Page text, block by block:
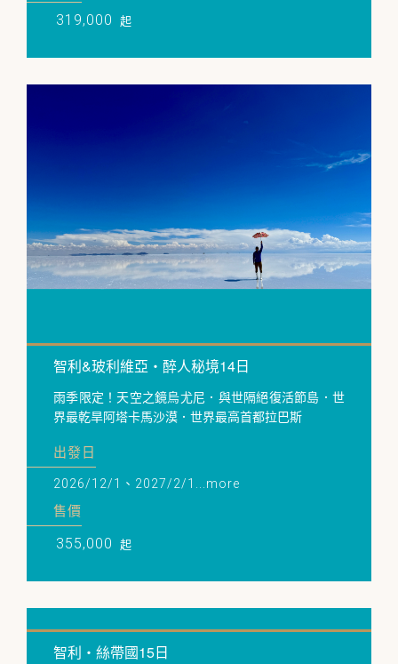
319,000 起
智利&玻利維亞・醉人秘境14日
雨季限定！天空之鏡烏尤尼．與世隔絕復活節島．世
界最乾旱阿塔卡馬沙漠．世界最高首都拉巴斯
出發日
2026/12/1、2027/2/1...more
售價
355,000 起